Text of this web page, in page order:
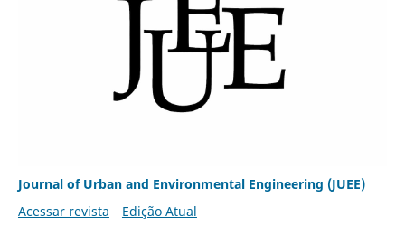
Journal of Urban and Environmental Engineering (JUEE)
Acessar revista
Edição Atual